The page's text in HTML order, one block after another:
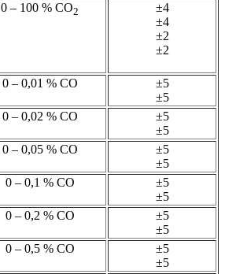
0 – 100 % СО2
±4
±4
±2
±2
0 – 0,01 % СО
±5
±5
0 – 0,02 % СО
±5
±5
0 – 0,05 % СО
±5
±5
0 – 0,1 % СО
±5
±5
0 – 0,2 % СО
±5
±5
0 – 0,5 % СО
±5
±5